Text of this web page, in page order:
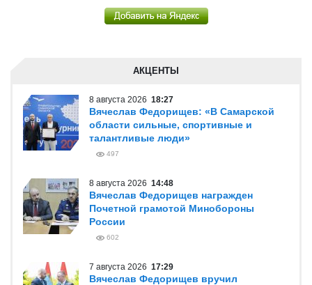
АКЦЕНТЫ
8 августа 2026 18:27
Вячеслав Федорищев: «В Самарской
области сильные, спортивные и
талантливые люди»
497
8 августа 2026 14:48
Вячеслав Федорищев награжден
Почетной грамотой Минобороны
России
602
7 августа 2026 17:29
Вячеслав Федорищев вручил